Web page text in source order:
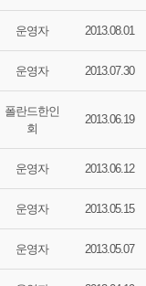
운영자 2013.08.01
운영자 2013.07.30
폴란드한인
회
2013.06.19
운영자 2013.06.12
운영자 2013.05.15
운영자 2013.05.07